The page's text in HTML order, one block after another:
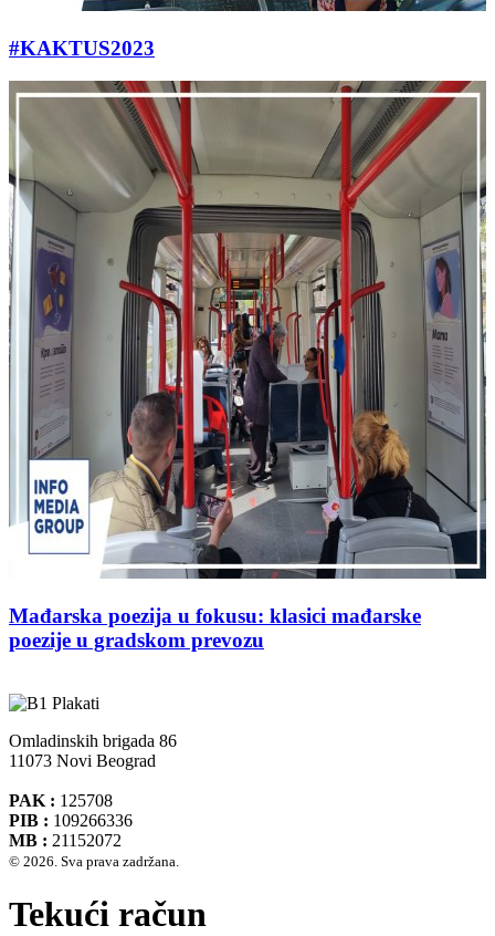
#KAKTUS2023
Mađarska poezija u fokusu: klasici mađarske
poezije u gradskom prevozu
Omladinskih brigada 86
11073 Novi Beograd
PAK : 125708
PIB : 109266336
MB : 21152072
© 2026. Sva prava zadržana.
Tekući račun